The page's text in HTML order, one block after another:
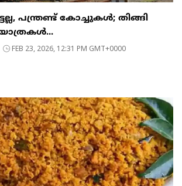
പന്ത്രണ്ട് കോച്ചുകള്‍; തിങ്ങി
FEB 23, 2026, 12:31 PM GMT+0000